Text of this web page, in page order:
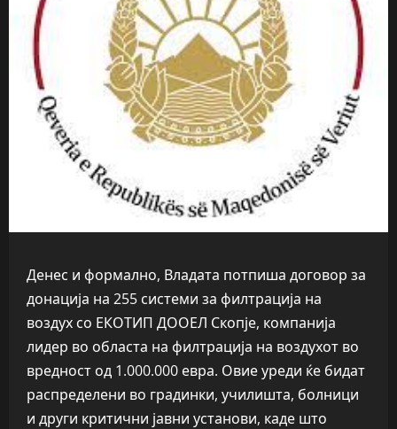
Денес и формално, Владата потпиша договор за
донација на 255 системи за филтрација на
воздух со ЕКОТИП ДООЕЛ Скопје, компанија
лидер во областа на филтрација на воздухот во
вредност од 1.000.000 евра. Овие уреди ќе бидат
распределени во градинки, училишта, болници
и други критични јавни установи, каде што